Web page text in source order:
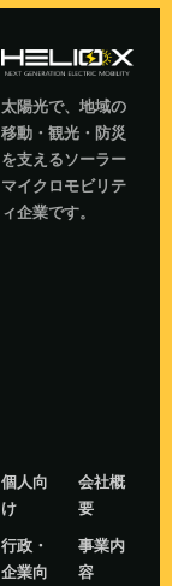
太陽光で、地域の
移動・観光・防災
を支えるソーラー
マイクロモビリテ
ィ企業です。
個人向
け
会社概
要
行政・
企業向
事業内
容